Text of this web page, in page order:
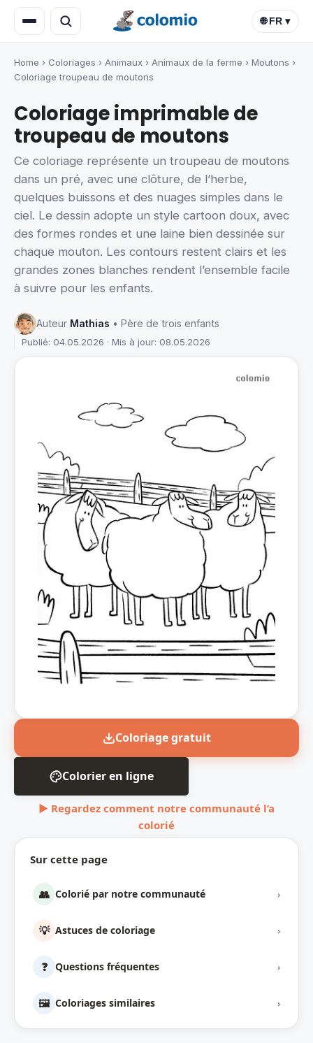
🌐 FR ▾
Home › Coloriages › Animaux › Animaux de la ferme › Moutons ›
Coloriage troupeau de moutons
Coloriage imprimable de
troupeau de moutons
Ce coloriage représente un troupeau de moutons
dans un pré, avec une clôture, de l’herbe,
quelques buissons et des nuages simples dans le
ciel. Le dessin adopte un style cartoon doux, avec
des formes rondes et une laine bien dessinée sur
chaque mouton. Les contours restent clairs et les
grandes zones blanches rendent l’ensemble facile
à suivre pour les enfants.
Auteur Mathias • Père de trois enfants
Publié: 04.05.2026 · Mis à jour: 08.05.2026
Sur cette page
👥 Colorié par notre communauté ›
💡 Astuces de coloriage ›
❓ Questions fréquentes ›
🖼️ Coloriages similaires ›
Coloriage gratuit
Colorier en ligne
▶ Regardez comment notre communauté l’a
colorié